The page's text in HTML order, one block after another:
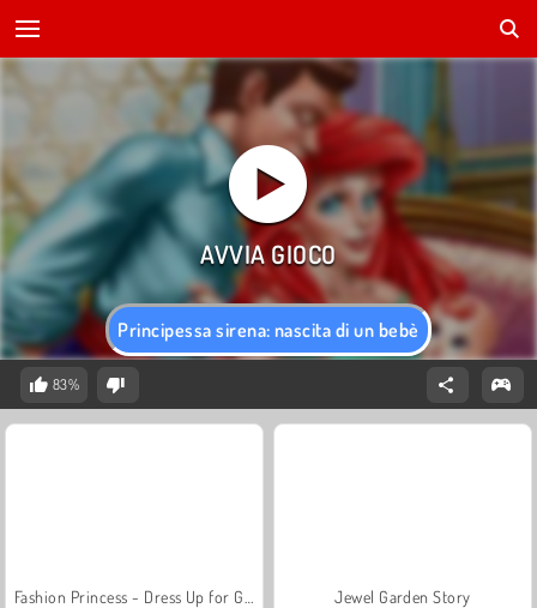
Principessa sirena: nascita di un bebè
83%
Jewel Garden Story